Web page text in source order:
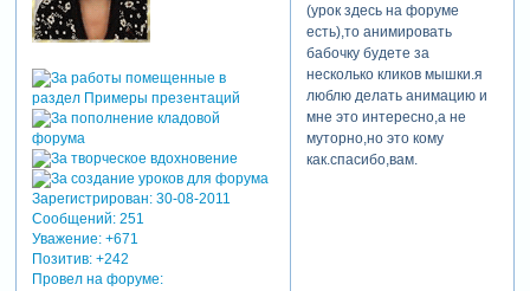
Зарегистрирован: 30-08-2011
Сообщений:251
Уважение: +671
Позитив: +242
Провел на форуме:
(урок здесь на форуме
есть),то анимировать
бабочку будете за
несколько кликов мышки.я
люблю делать анимацию и
мне это интересно,а не
муторно,но это кому
как.спасибо,вам.